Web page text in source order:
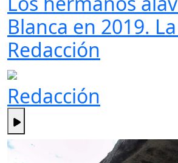
Blanca en 2019.
Redacción
Redacción